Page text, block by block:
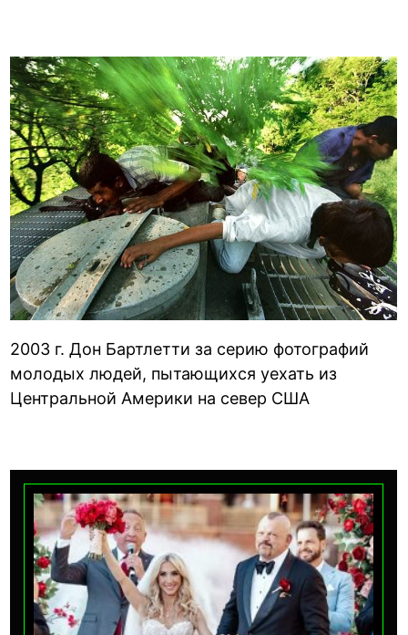
2003 г. Дон Бартлетти за серию фотографий
молодых людей, пытающихся уехать из
Центральной Америки на север США